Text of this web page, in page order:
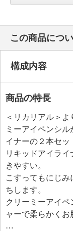
この商品につ
構成内容
商品の特長
＜リカリアル＞
ミーアイペンシ
イナーの２本セッ
リキッドアイラ
きやすい。
こすってもにじ
ちします。
クリーミーアイ
ャーで柔らかくお
１本でその日のな